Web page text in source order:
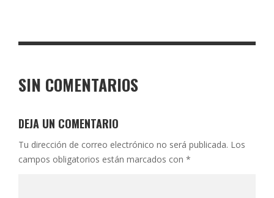
SIN COMENTARIOS
DEJA UN COMENTARIO
Tu dirección de correo electrónico no será publicada. Los
campos obligatorios están marcados con *